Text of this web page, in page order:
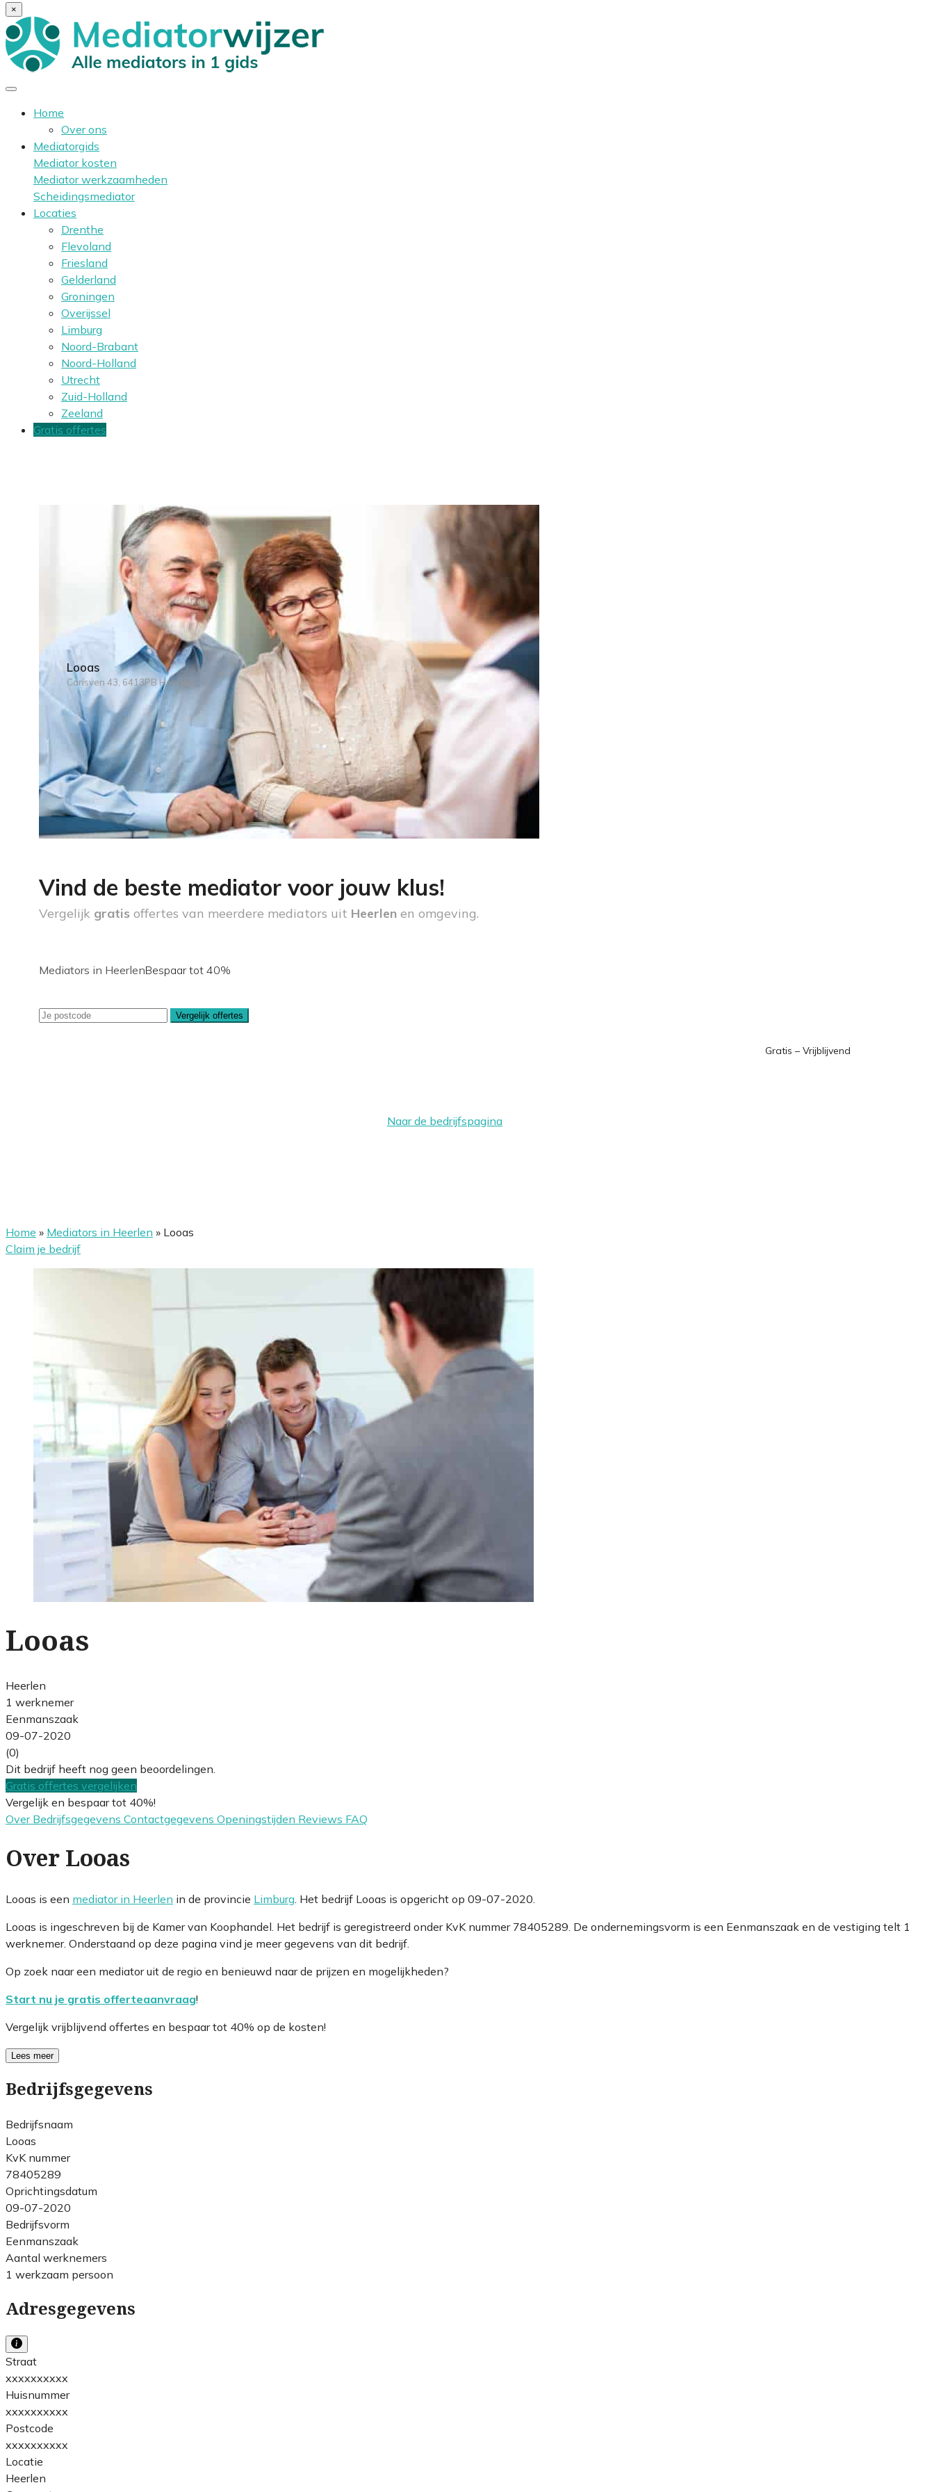
×
Home
Over ons
Mediatorgids
Mediator kosten
Mediator werkzaamheden
Scheidingsmediator
Locaties
Drenthe
Flevoland
Friesland
Gelderland
Groningen
Overijssel
Limburg
Noord-Brabant
Noord-Holland
Utrecht
Zuid-Holland
Zeeland
Gratis offertes
Looas
Carisven 43, 6413PB Heerlen
Vind de beste mediator voor jouw klus!
Vergelijk gratis offertes van meerdere mediators uit Heerlen en omgeving.
Mediators in HeerlenBespaar tot 40%
Vergelijk offertes
Gratis – Vrijblijvend
Naar de bedrijfspagina
Home » Mediators in Heerlen » Looas
Claim je bedrijf
Looas
Heerlen
1 werknemer
Eenmanszaak
09-07-2020
(0)
Dit bedrijf heeft nog geen beoordelingen.
Gratis offertes vergelijken
Vergelijk en bespaar tot 40%!
Over Bedrijfsgegevens Contactgegevens Openingstijden Reviews FAQ
Over Looas
Looas is een mediator in Heerlen in de provincie Limburg . Het bedrijf Looas is opgericht op 09-07-2020.
Looas is ingeschreven bij de Kamer van Koophandel. Het bedrijf is geregistreerd onder KvK nummer 78405289. De ondernemingsvorm is een Eenmanszaak en de vestiging telt 1
werknemer. Onderstaand op deze pagina vind je meer gegevens van dit bedrijf.
Op zoek naar een mediator uit de regio en benieuwd naar de prijzen en mogelijkheden?
Start nu je gratis offerteaanvraag!
Vergelijk vrijblijvend offertes en bespaar tot 40% op de kosten!
Lees meer
Bedrijfsgegevens
Bedrijfsnaam
Looas
KvK nummer
78405289
Oprichtingsdatum
09-07-2020
Bedrijfsvorm
Eenmanszaak
Aantal werknemers
1 werkzaam persoon
Adresgegevens
Straat
xxxxxxxxxx
Huisnummer
xxxxxxxxxx
Postcode
xxxxxxxxxx
Locatie
Heerlen